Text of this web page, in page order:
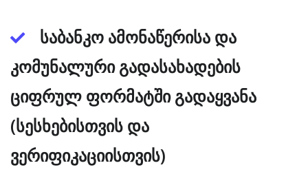
საბანკო ამონაწერისა და
კომუნალური გადასახადების
ციფრულ ფორმატში გადაყვანა
(სესხებისთვის და
ვერიფიკაციისთვის)